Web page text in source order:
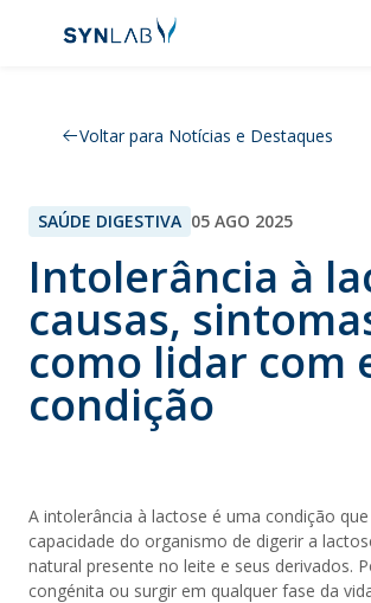
Serviços
Notícias e Destaques
Clínicas SYNLAB
Acordos
Onde Estamos
Carreiras
210 303 210
Voltar para Notícias e Destaques
SAÚDE DIGESTIVA 05 AGO 2025
Intolerância à
causas,
como lidar com
condição
A intolerância à lactose é uma condição
capacidade do organismo de digerir a
natural presente no leite e seus derivados.
congénita ou surgir em qualquer fase da